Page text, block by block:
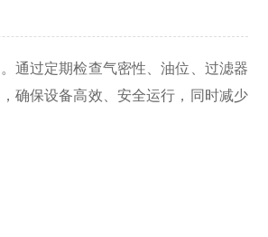
通过定期检查气密性、油位、过滤器
确保设备高效、安全运行，同时减少